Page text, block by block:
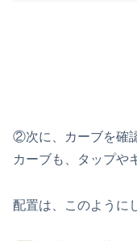
②次に、カーブを確
カーブも、タップや
配置は、このように